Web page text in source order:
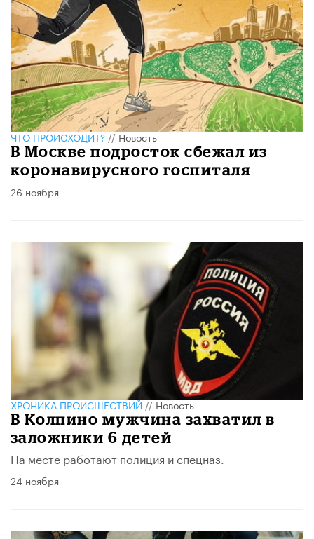
ЧТО ПРОИСХОДИТ?//Новость
В Москве подросток сбежал из
коронавирусного госпиталя
26 ноября
ХРОНИКА ПРОИСШЕСТВИЙ//Новость
В Колпино мужчина захватил в
заложники 6 детей
На месте работают полиция и спецназ.
24 ноября